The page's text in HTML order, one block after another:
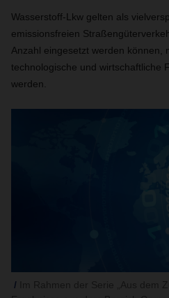
Wasserstoff-Lkw gelten als
emissionsfreien
Anzahl eingesetzt werden können,
technologische und wirtschaftliche
werden.